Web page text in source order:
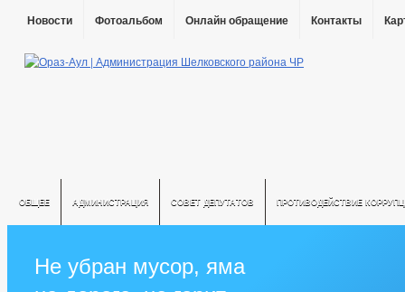
Новости Фотоальбом Онлайн обращение Контакты
ОБЩЕЕ АДМИНИСТРАЦИЯ СОВЕТ ДЕПУТАТОВ ПРОТИВОДЕЙСТВИЕ
Не убран мусор, яма